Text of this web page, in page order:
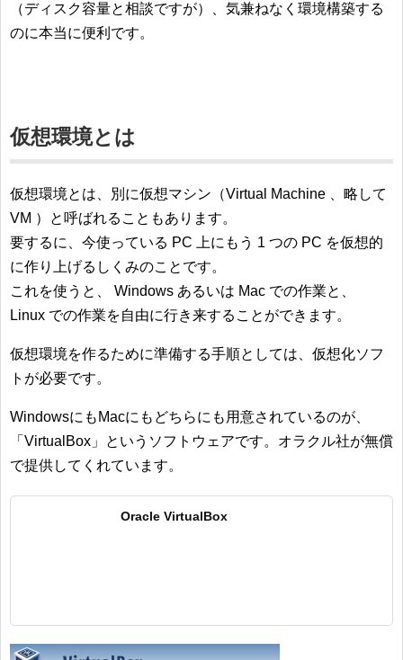
（ディスク容量と相談ですが）、気兼ねなく環境構築する
のに本当に便利です。
仮想環境とは
仮想環境とは、別に仮想マシン（Virtual Machine 、略して
VM ）と呼ばれることもあります。
要するに、今使っている PC 上にもう 1 つの PC を仮想的
に作り上げるしくみのことです。
これを使うと、 Windows あるいは Mac での作業と、
Linux での作業を自由に行き来することができます。
仮想環境を作るために準備する手順としては、仮想化ソフ
トが必要です。
WindowsにもMacにもどちらにも用意されているのが、
「VirtualBox」というソフトウェアです。オラクル社が無償
で提供してくれています。
Oracle VirtualBox